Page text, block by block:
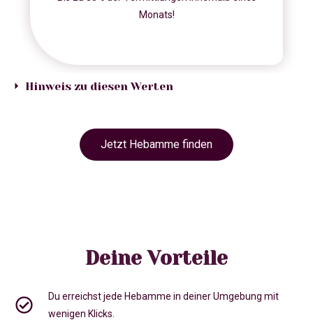
Monats!
Hinweis zu diesen Werten
Jetzt Hebamme finden
Deine Vorteile
Du erreichst jede Hebamme in deiner Umgebung mit
wenigen Klicks.